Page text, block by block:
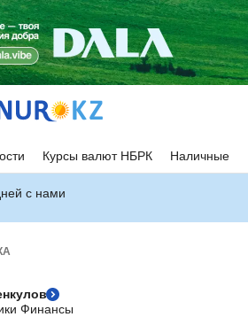
Курсы валют НБРК Наличные
с нами
Финансы